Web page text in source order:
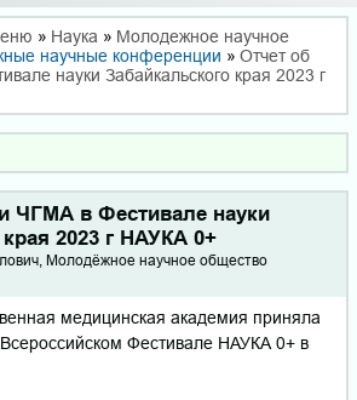
» Наука » Молодежное научное
научные конференции » Отчет об
науки Забайкальского края 2023 г
ЧГМА в Фестивале науки
2023 г НАУКА 0+
Молодёжное научное общество
медицинская академия приняла
Всероссийском Фестивале НАУКА 0+ в